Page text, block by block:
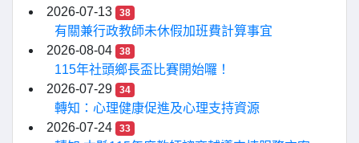
2026-07-13
38
有關兼行政教師未休假加班費計算事宜
2026-08-04
38
115年社頭鄉長盃比賽開始囉！
2026-07-29
34
轉知：心理健康促進及心理支持資源
2026-07-24
33